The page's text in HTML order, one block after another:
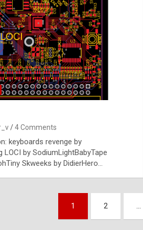
4 Comments
keyboards revenge by
LOCI by SodiumLightBabyTape
Skweeks by DidierHero…
1 2 …